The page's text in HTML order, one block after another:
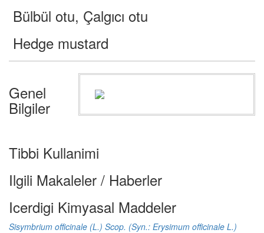
Bülbül otu, Çalgıcı otu
Hedge mustard
Genel
Bilgiler
Tibbi Kullanimi
Ilgili Makaleler / Haberler
Icerdigi Kimyasal Maddeler
Sisymbrium officinale (L.) Scop. (Syn.: Erysimum officinale L.)